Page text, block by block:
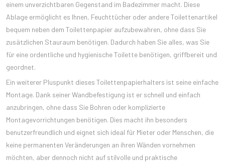
einem unverzichtbaren Gegenstand im Badezimmer macht. Diese
Ablage ermöglicht es Ihnen, Feuchttücher oder andere Toilettenartikel
bequem neben dem Toilettenpapier aufzubewahren, ohne dass Sie
zusätzlichen Stauraum benötigen. Dadurch haben Sie alles, was Sie
für eine ordentliche und hygienische Toilette benötigen, griffbereit und
geordnet.
Ein weiterer Pluspunkt dieses Toilettenpapierhalters ist seine einfache
Montage. Dank seiner Wandbefestigung ist er schnell und einfach
anzubringen, ohne dass Sie Bohren oder komplizierte
Montagevorrichtungen benötigen. Dies macht ihn besonders
benutzerfreundlich und eignet sich ideal für Mieter oder Menschen, die
keine permanenten Veränderungen an ihren Wänden vornehmen
möchten, aber dennoch nicht auf stilvolle und praktische